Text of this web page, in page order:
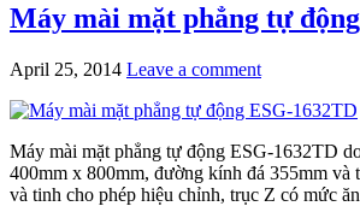
Máy mài mặt phẳng tự
April 25, 2014 Leave a comment
Máy mài mặt phẳng tự động ESG-1632TD
400mm x 800mm, đường kính đá 355mm
và tinh cho phép hiệu chỉnh, trục Z có mức